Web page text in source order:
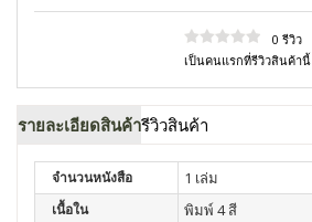
0 รีวิว
เป็นคนแรกที่รีวิวสินค้านี้
รายละเอียดสินค้ารีวิวสินค้า
จำนวนหนังสือ 1 เล่ม
เนื้อใน พิมพ์ 4 สี